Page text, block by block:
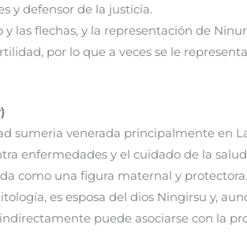
y defensor de la justicia.
y las flechas, y la representación de
por lo que a veces se le
sumeria venerada principalmente en
enfermedades y el cuidado de la salud
como una figura maternal y
es esposa del dios Ningirsu y,
puede asociarse con la